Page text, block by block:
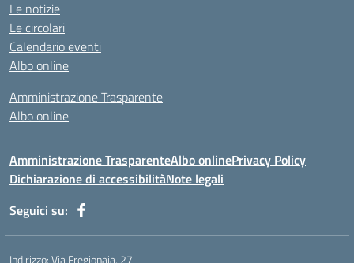
Le notizie
Le circolari
Calendario eventi
Albo online
Amministrazione Trasparente
Albo online
Amministrazione TrasparenteAlbo onlinePrivacy Policy
Dichiarazione di accessibilitàNote legali
Seguici su:
Indirizzo:Via Fregionaia, 27